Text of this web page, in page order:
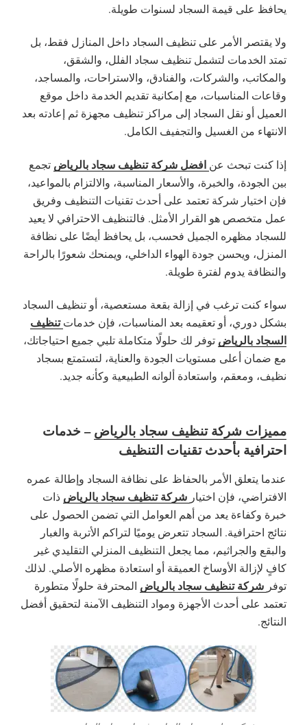
يحافظ على قيمة السجاد لسنوات طويلة.
ولا يقتصر الأمر على تنظيف السجاد داخل المنازل فقط، بل
تمتد الخدمات لتشمل تنظيف سجاد الفلل، والشقق،
والمكاتب، والشركات، والفنادق، والاستراحات، والمساجد،
وقاعات المناسبات، مع إمكانية تقديم الخدمة داخل موقع
العميل أو نقل السجاد إلى مراكز تنظيف مجهزة ثم إعادته بعد
الانتهاء من الغسيل والتجفيف الكامل.
إذا كنت تبحث عن افضل شركة تنظيف سجاد بالرياض تجمع
بين الجودة، والخبرة، والأسعار المناسبة، والالتزام بالمواعيد،
فإن اختيار شركة تعتمد على أحدث تقنيات التنظيف وفريق
عمل متخصص هو القرار الأمثل. فالتنظيف الاحترافي لا يعيد
للسجاد مظهره الجميل فحسب، بل يحافظ أيضًا على نظافة
المنزل، ويحسن جودة الهواء الداخلي، ويمنحك شعورًا بالراحة
والنظافة يدوم لفترة طويلة.
سواء كنت ترغب في إزالة بقعة مستعصية، أو تنظيف السجاد
بشكل دوري، أو تعقيمه بعد المناسبات، فإن خدمات تنظيف
السجاد بالرياض توفر لك حلولًا متكاملة تلبي جميع احتياجاتك،
مع ضمان أعلى مستويات الجودة والعناية، لتستمتع بسجاد
نظيف، ومعقم، واستعادة ألوانه الطبيعية وكأنه جديد.
مميزات شركة تنظيف سجاد بالرياض– خدمات
احترافية بأحدث تقنيات التنظيف
عندما يتعلق الأمر بالحفاظ على نظافة السجاد وإطالة عمره
الافتراضي، فإن اختيار شركة تنظيف سجاد بالرياض ذات
خبرة وكفاءة يعد من أهم العوامل التي تضمن الحصول على
نتائج احترافية. السجاد تتعرض يوميًا لتراكم الأتربة والغبار
والبقع والجراثيم، مما يجعل التنظيف المنزلي التقليدي غير
كافٍ لإزالة الأوساخ العميقة أو استعادة مظهره الأصلي. لذلك
توفر شركة تنظيف سجاد بالرياض المحترفة حلولًا متطورة
تعتمد على أحدث الأجهزة ومواد التنظيف الآمنة لتحقيق أفضل
النتائج.